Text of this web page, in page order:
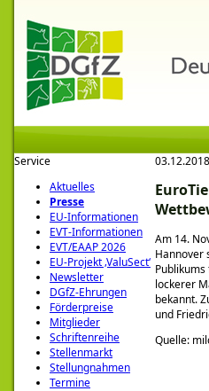
Service
Aktuelles
Presse
EU-Informationen
EVT-Informationen
EVT/EAAP 2026
EU-Projekt ‚ValuSect‘
Newsletter
DGfZ-Ehrungen
Förderpreise
Mitglieder
Schriftenreihe
Stellenmarkt
Stellungnahmen
Termine
03.12.2018
Am 14.
Hannover
lockerer
bekannt.
und
Quelle: